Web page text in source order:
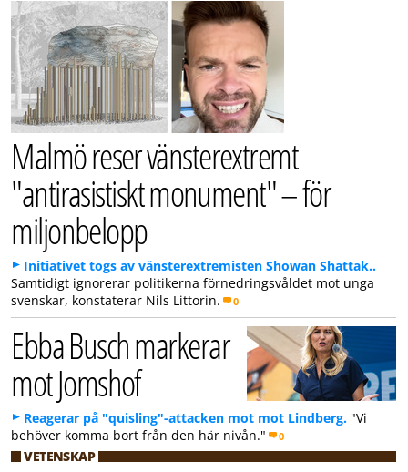
Malmö reser vänsterextremt
"antirasistiskt monument" – för
miljonbelopp
Initiativet togs av vänsterextremisten Showan Shattak..
Samtidigt ignorerar politikerna förnedringsvåldet mot unga
svenskar, konstaterar Nils Littorin.
0
Ebba Busch markerar
mot Jomshof
Reagerar på "quisling"-attacken mot mot Lindberg. "Vi
behöver komma bort från den här nivån."
0
VETENSKAP